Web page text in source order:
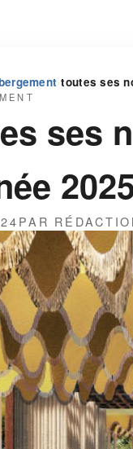
›toutes ses
ses
PAR